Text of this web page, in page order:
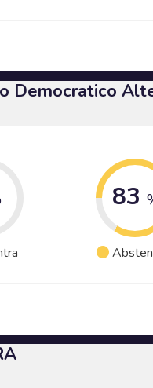
Democratico
83